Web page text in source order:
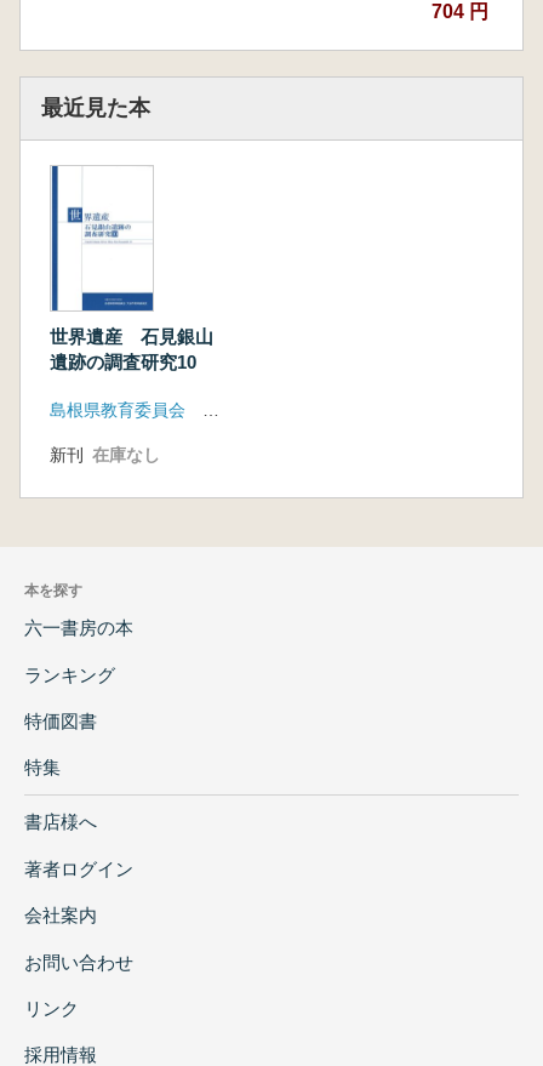
704 円
最近見た本
世界遺産 石見銀山
遺跡の調査研究10
新刊 在庫なし
本を探す
六一書房の本
ランキング
特価図書
特集
書店様へ
著者ログイン
会社案内
お問い合わせ
リンク
採用情報